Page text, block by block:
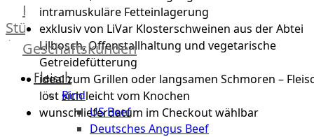
Feinkost
Stüttgen
|
Düsseldorf
The
Club
Geschäftskunden
Fleisch
Rind
US Beef
Deutsches Angus Beef
intramuskuläre Fetteinlagerung
exklusiv von LiVar Klosterschweinen aus der Abtei
Lilbosch, Offenstallhaltung und vegetarische
Getreidefütterung
ideal zum Grillen oder langsamen Schmoren –
löst sich leicht vom Knochen
wunschlieferdatum im Checkout wählbar